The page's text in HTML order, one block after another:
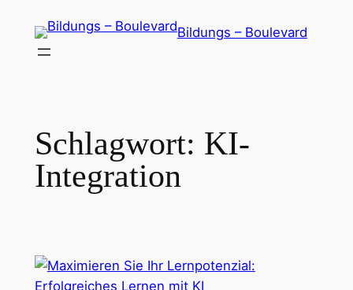
Inhalt
springen
Bildungs – Boulevard
Schlagwort: KI-
Integration